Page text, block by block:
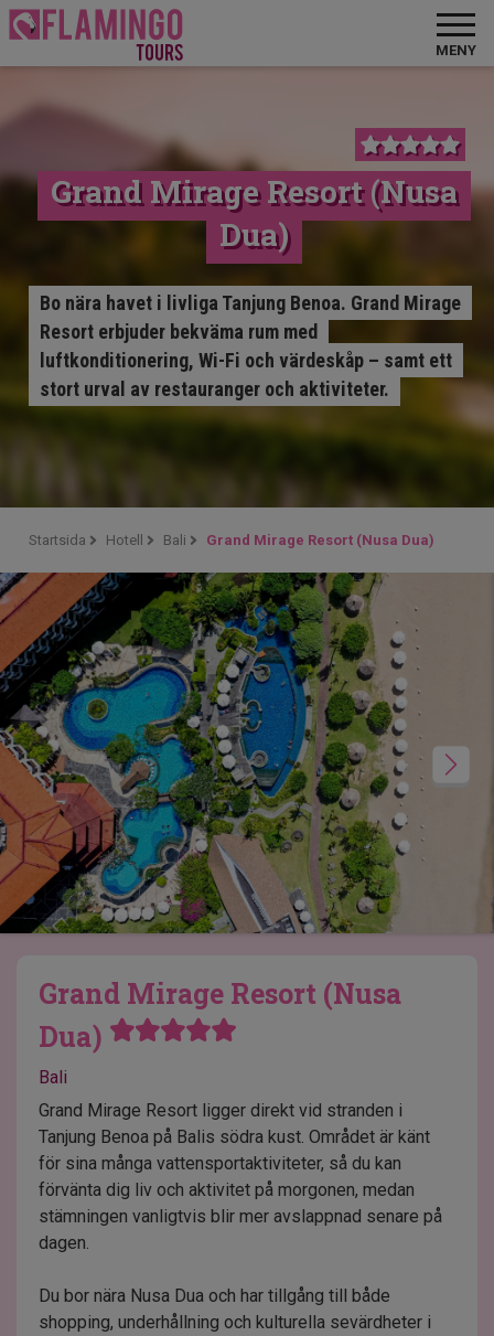
MENY
Grand Mirage Resort (Nusa
Dua)
Bo nära havet i livliga Tanjung Benoa. Grand Mirage
Resort erbjuder bekväma rum med
luftkonditionering, Wi-Fi och värdeskåp – samt ett
stort urval av restauranger och aktiviteter.
Startsida Hotell Bali Grand Mirage Resort (Nusa Dua)
Grand Mirage Resort (Nusa
Dua)
Bali
Grand Mirage Resort ligger direkt vid stranden i
Tanjung Benoa på Balis södra kust. Området är känt
för sina många vattensportaktiviteter, så du kan
förvänta dig liv och aktivitet på morgonen, medan
stämningen vanligtvis blir mer avslappnad senare på
dagen.
Du bor nära Nusa Dua och har tillgång till både
shopping, underhållning och kulturella sevärdheter i